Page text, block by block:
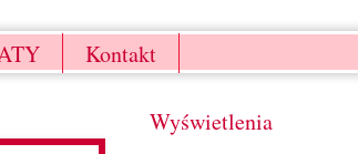
Kontakt
Wyświetlenia